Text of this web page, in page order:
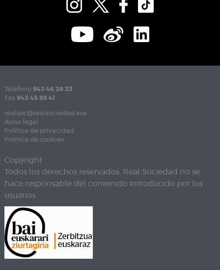
Teléfono 943 46 28 33
Fax 943 45 89 41
realsoc@realsociedad.eus
Aviso legal
Política de privacidad
Política de cookies
Copyright
Todos los derechos reservados. Real Sociedad no se
hace responsable del contenido introducido por los
usuarios.